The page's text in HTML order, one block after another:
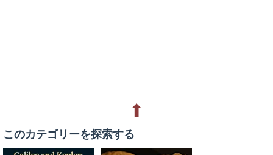
⬆
このカテゴリーを探索する